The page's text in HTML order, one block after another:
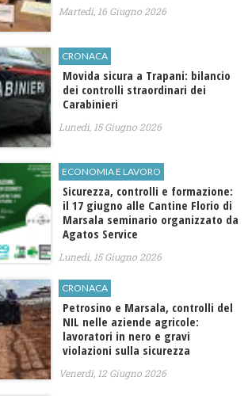
Martedì, 16 Giugno 2026
CRONACA
Movida sicura a Trapani: bilancio
dei controlli straordinari dei
Carabinieri
Lunedì, 15 Giugno 2026
ECONOMIA E LAVORO
Sicurezza, controlli e formazione:
il 17 giugno alle Cantine Florio di
Marsala seminario organizzato da
Agatos Service
Lunedì, 15 Giugno 2026
CRONACA
Petrosino e Marsala, controlli del
NIL nelle aziende agricole:
lavoratori in nero e gravi
violazioni sulla sicurezza
Venerdì, 12 Giugno 2026